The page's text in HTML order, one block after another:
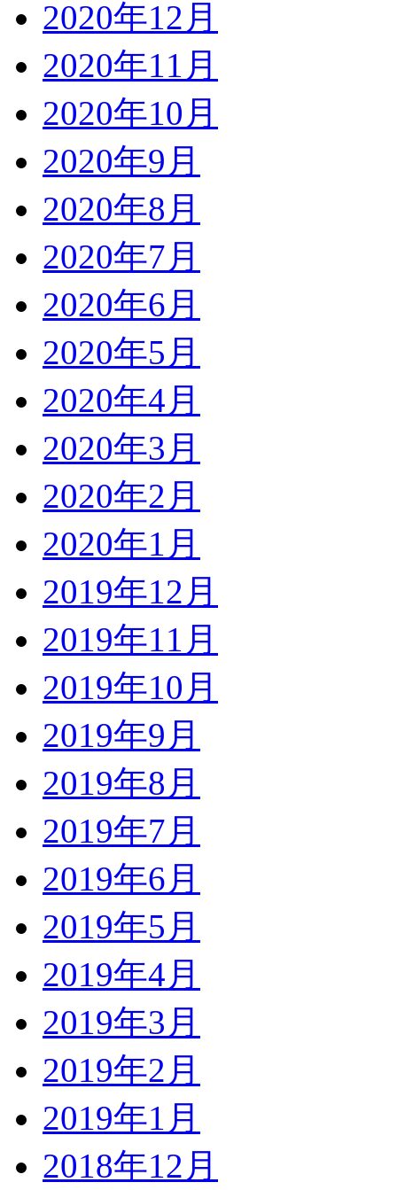
2020年12月
2020年11月
2020年10月
2020年9月
2020年8月
2020年7月
2020年6月
2020年5月
2020年4月
2020年3月
2020年2月
2020年1月
2019年12月
2019年11月
2019年10月
2019年9月
2019年8月
2019年7月
2019年6月
2019年5月
2019年4月
2019年3月
2019年2月
2019年1月
2018年12月